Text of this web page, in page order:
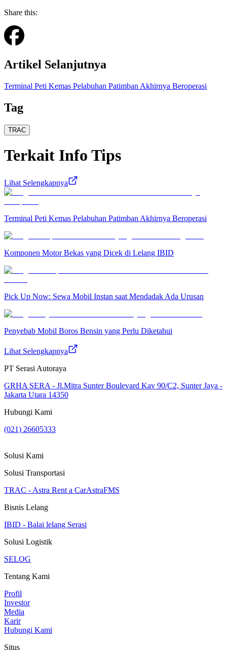
Share this:
Artikel Selanjutnya
Terminal Peti Kemas Pelabuhan Patimban Akhirnya Beroperasi
Tag
TRAC
Terkait Info Tips
Lihat Selengkapnya
Terminal Peti Kemas Pelabuhan Patimban Akhirnya Beroperasi
Komponen Motor Bekas yang Dicek di Lelang IBID
Pick Up Now: Sewa Mobil Instan saat Mendadak Ada Urusan
Penyebab Mobil Boros Bensin yang Perlu Diketahui
Lihat Selengkapnya
PT Serasi Autoraya
GRHA SERA - Jl.Mitra Sunter Boulevard Kav 90/C2, Sunter Jaya -
Jakarta Utara 14350
Hubungi Kami
(021) 26605333
Solusi Kami
Solusi Transportasi
TRAC - Astra Rent a CarAstraFMS
Bisnis Lelang
IBID - Balai lelang Serasi
Solusi Logistik
SELOG
Tentang Kami
Profil
Investor
Media
Karir
Hubungi Kami
Situs